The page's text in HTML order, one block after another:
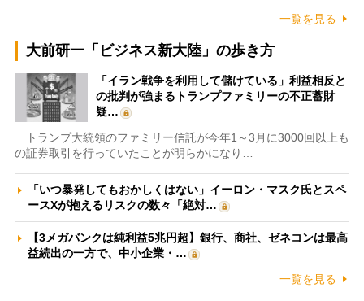
一覧を見る
大前研一「ビジネス新大陸」の歩き方
「イラン戦争を利用して儲けている」利益相反と
の批判が強まるトランプファミリーの不正蓄財
疑…
トランプ大統領のファミリー信託が今年1～3月に3000回以上も
の証券取引を行っていたことが明らかになり…
「いつ暴発してもおかしくはない」イーロン・マスク氏とスペ
ースXが抱えるリスクの数々「絶対…
【3メガバンクは純利益5兆円超】銀行、商社、ゼネコンは最高
益続出の一方で、中小企業・…
一覧を見る